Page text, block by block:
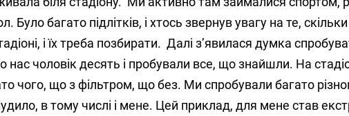
Було багато підлітків, і хтось звернув увагу на те,
і їх треба позбирати. Далі з’явилася думка
нас чоловік десять і пробували все, що знайшли. На
чого, що з фільтром, що без. Ми спробували багато
в тому числі і мене. Цей приклад, для мене став